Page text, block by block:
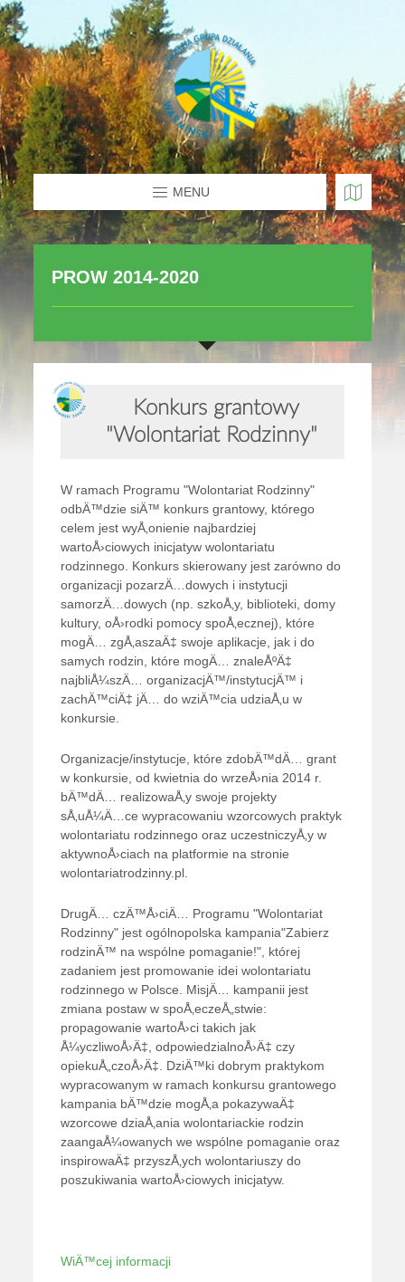
MENU
PROW 2014-2020
Konkurs grantowy
"Wolontariat Rodzinny"
W ramach Programu "Wolontariat Rodzinny"
odbÄ™dzie siÄ™ konkurs grantowy, którego
celem jest wyÅ‚onienie najbardziej
wartoÅ›ciowych inicjatyw wolontariatu
rodzinnego. Konkurs skierowany jest zarówno do
organizacji pozarzÄ…dowych i instytucji
samorzÄ…dowych (np. szkoÅ‚y, biblioteki, domy
kultury, oÅ›rodki pomocy spoÅ‚ecznej), które
mogÄ… zgÅ‚aszaÄ‡ swoje aplikacje, jak i do
samych rodzin, które mogÄ… znaleÅºÄ‡
najbliÅ¼szÄ… organizacjÄ™/instytucjÄ™ i
zachÄ™ciÄ‡ jÄ… do wziÄ™cia udziaÅ‚u w
konkursie.
Organizacje/instytucje, które zdobÄ™dÄ… grant
w konkursie, od kwietnia do wrzeÅ›nia 2014 r.
bÄ™dÄ… realizowaÅ‚y swoje projekty
sÅ‚uÅ¼Ä…ce wypracowaniu wzorcowych praktyk
wolontariatu rodzinnego oraz uczestniczyÅ‚y w
aktywnoÅ›ciach na platformie na stronie
wolontariatrodzinny.pl.
DrugÄ… czÄ™Å›ciÄ… Programu "Wolontariat
Rodzinny" jest ogólnopolska kampania"Zabierz
rodzinÄ™ na wspólne pomaganie!", której
zadaniem jest promowanie idei wolontariatu
rodzinnego w Polsce. MisjÄ… kampanii jest
zmiana postaw w spoÅ‚eczeÅ„stwie:
propagowanie wartoÅ›ci takich jak
Å¼yczliwoÅ›Ä‡, odpowiedzialnoÅ›Ä‡ czy
opiekuÅ„czoÅ›Ä‡. DziÄ™ki dobrym praktykom
wypracowanym w ramach konkursu grantowego
kampania bÄ™dzie mogÅ‚a pokazywaÄ‡
wzorcowe dziaÅ‚ania wolontariackie rodzin
zaangaÅ¼owanych we wspólne pomaganie oraz
inspirowaÄ‡ przyszÅ‚ych wolontariuszy do
poszukiwania wartoÅ›ciowych inicjatyw.
WiÄ™cej informacji